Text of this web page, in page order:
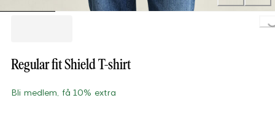
Regular fit Shield T-shirt
Bli medlem, få 10% extra